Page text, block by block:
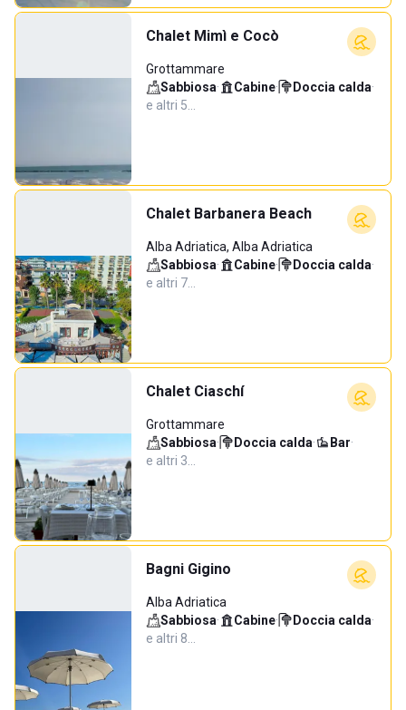
Chalet Mimì e Cocò
Grottammare
Sabbiosa· Cabine· Doccia calda·
e altri 5…
Chalet Barbanera Beach
Alba Adriatica, Alba Adriatica
Sabbiosa· Cabine· Doccia calda·
e altri 7…
Chalet Ciaschí
Grottammare
Sabbiosa· Doccia calda· Bar·
e altri 3…
Bagni Gigino
Alba Adriatica
Sabbiosa· Cabine· Doccia calda·
e altri 8…